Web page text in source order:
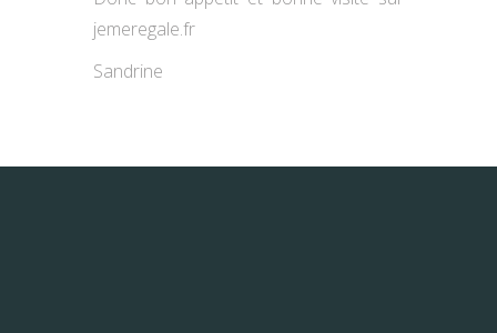
jemeregale.fr
Sandrine